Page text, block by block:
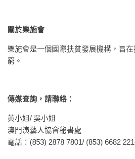
關於樂施會
樂施會是一個國際扶貧發展機構，旨
窮。
傳媒查詢，請聯絡：
黃小姐/ 吳小姐
澳門演藝人協會秘書處
電話：(853) 2878 7801/ (853) 6682